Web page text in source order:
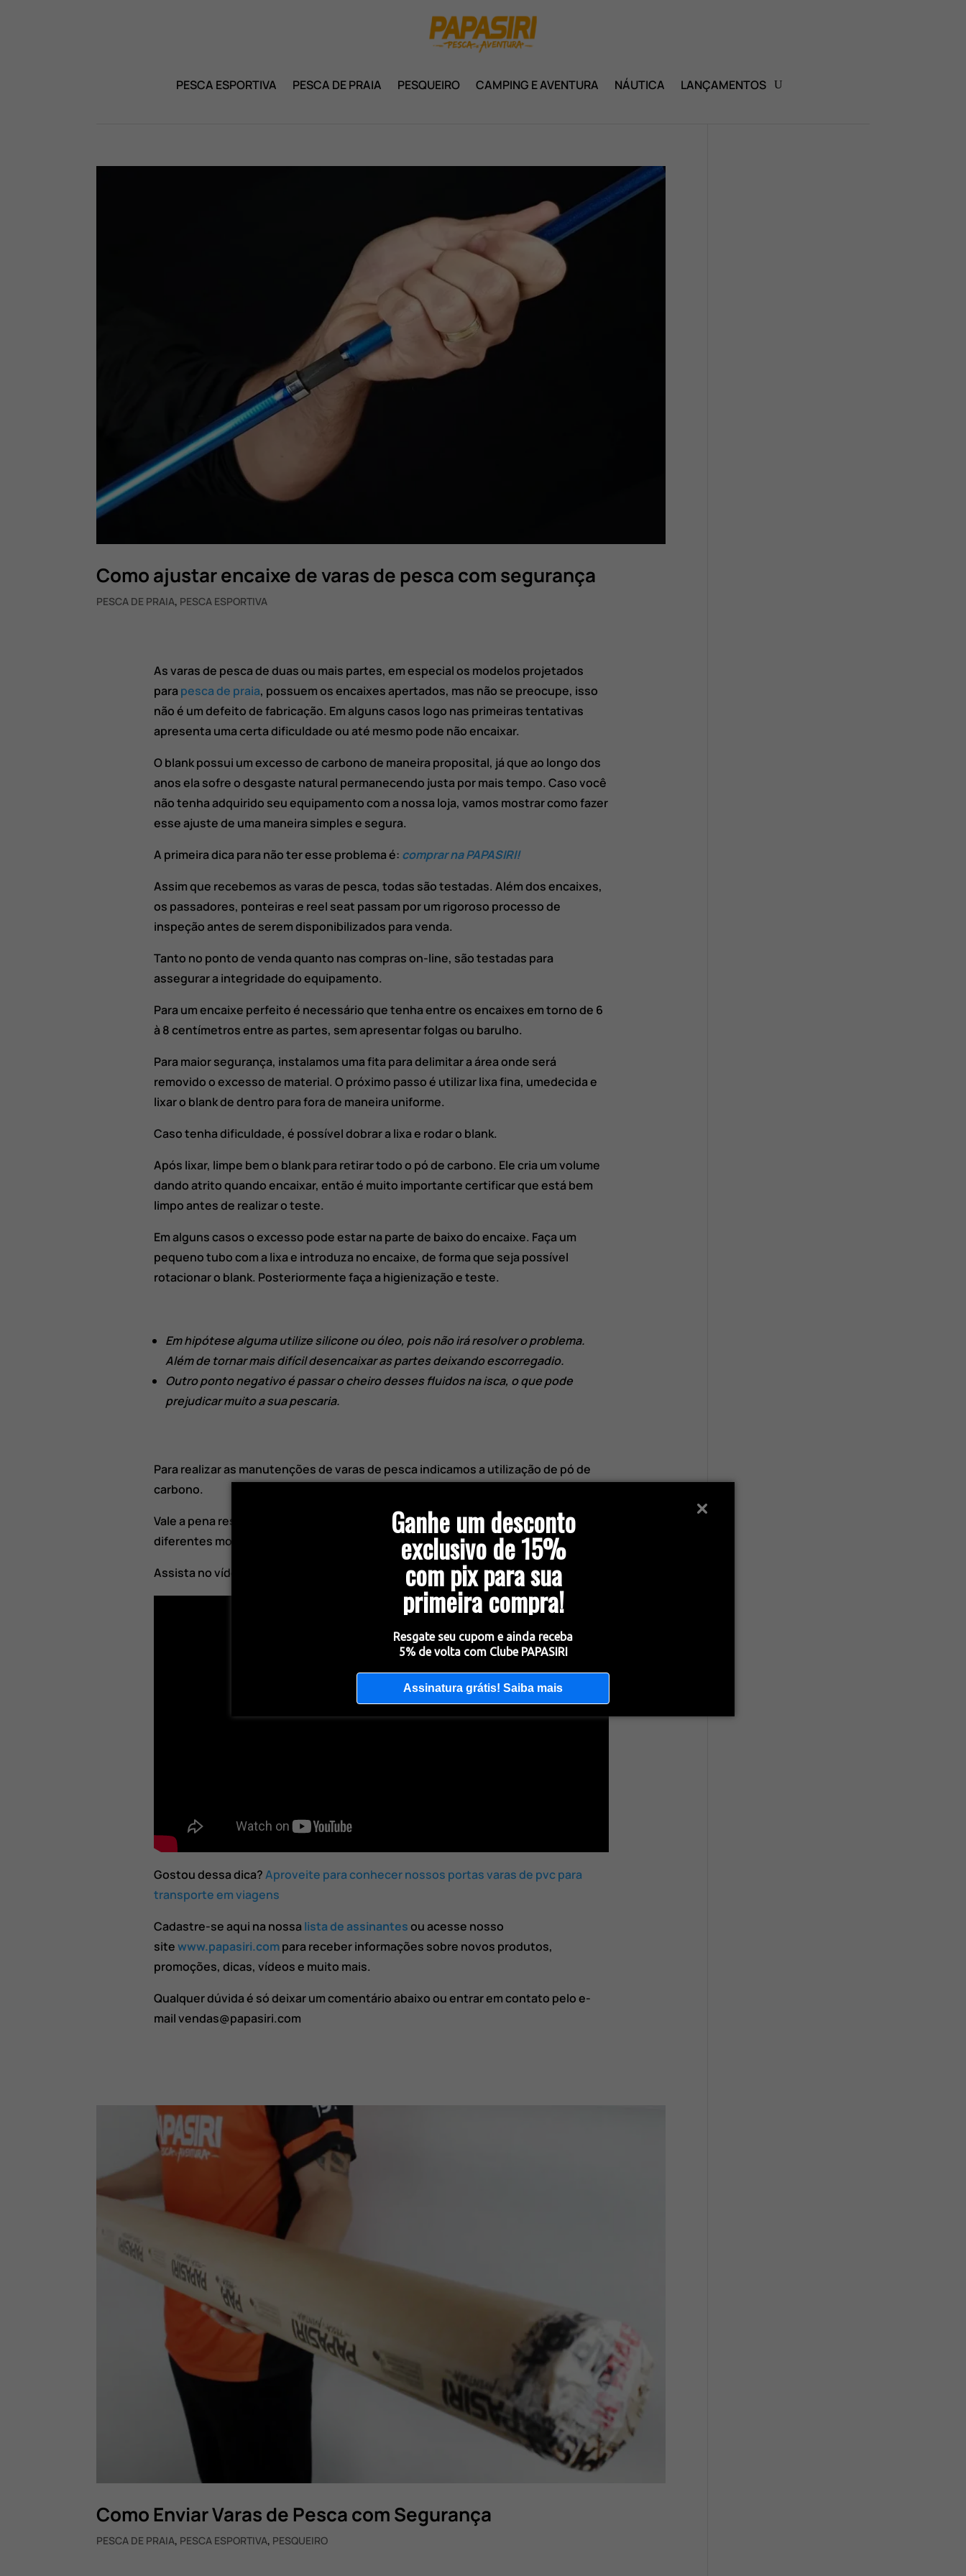
Ganhe um desconto
exclusivo de 15%
com pix para sua
primeira compra!
Resgate seu cupom e ainda receba
5% de volta com Clube PAPASIRI
Assinatura grátis! Saiba mais
PESCA ESPORTIVA PESCA DE PRAIA PESQUEIRO CAMPING E AVENTURA NÁUTICA LANÇAMENTOS
Como ajustar encaixe de varas de pesca com segurança
PESCA DE PRAIA, PESCA ESPORTIVA
As varas de pesca de duas ou mais partes, em especial os modelos projetados
para pesca de praia, possuem os encaixes apertados, mas não se preocupe, isso
não é um defeito de fabricação. Em alguns casos logo nas primeiras tentativas
apresenta uma certa dificuldade ou até mesmo pode não encaixar.
O blank possui um excesso de carbono de maneira proposital, já que ao longo dos
anos ela sofre o desgaste natural permanecendo justa por mais tempo. Caso você
não tenha adquirido seu equipamento com a nossa loja, vamos mostrar como fazer
esse ajuste de uma maneira simples e segura.
A primeira dica para não ter esse problema é: comprar na PAPASIRI!
Assim que recebemos as varas de pesca, todas são testadas. Além dos encaixes,
os passadores, ponteiras e reel seat passam por um rigoroso processo de
inspeção antes de serem disponibilizados para venda.
Tanto no ponto de venda quanto nas compras on-line, são testadas para
assegurar a integridade do equipamento.
Para um encaixe perfeito é necessário que tenha entre os encaixes em torno de 6
à 8 centímetros entre as partes, sem apresentar folgas ou barulho.
Para maior segurança, instalamos uma fita para delimitar a área onde será
removido o excesso de material. O próximo passo é utilizar lixa fina, umedecida e
lixar o blank de dentro para fora de maneira uniforme.
Caso tenha dificuldade, é possível dobrar a lixa e rodar o blank.
Após lixar, limpe bem o blank para retirar todo o pó de carbono. Ele cria um volume
dando atrito quando encaixar, então é muito importante certificar que está bem
limpo antes de realizar o teste.
Em alguns casos o excesso pode estar na parte de baixo do encaixe. Faça um
pequeno tubo com a lixa e introduza no encaixe, de forma que seja possível
rotacionar o blank. Posteriormente faça a higienização e teste.
Em hipótese alguma utilize silicone ou óleo, pois não irá resolver o problema.
Além de tornar mais difícil desencaixar as partes deixando escorregadio.
Outro ponto negativo é passar o cheiro desses fluidos na isca, o que pode
prejudicar muito a sua pescaria.
Para realizar as manutenções de varas de pesca indicamos a utilização de pó de
carbono.
Vale a pena ressaltar que esse procedimento pode ser realizado em varas de
diferentes modalidades de pesca.
Assista no vídeo abaixo o passo a passo:
Gostou dessa dica?Aproveite para conhecer nossos portas varas de pvc para
transporte em viagens
Cadastre-se aqui na nossa lista de assinantesou acesse nosso
sitewww.papasiri.compara receber informações sobre novos produtos,
promoções, dicas, vídeos e muito mais.
Qualquer dúvida é só deixar um comentário abaixo ou entrar em contato pelo e-
mail vendas@papasiri.com
Como Enviar Varas de Pesca com Segurança
PESCA DE PRAIA, PESCA ESPORTIVA, PESQUEIRO